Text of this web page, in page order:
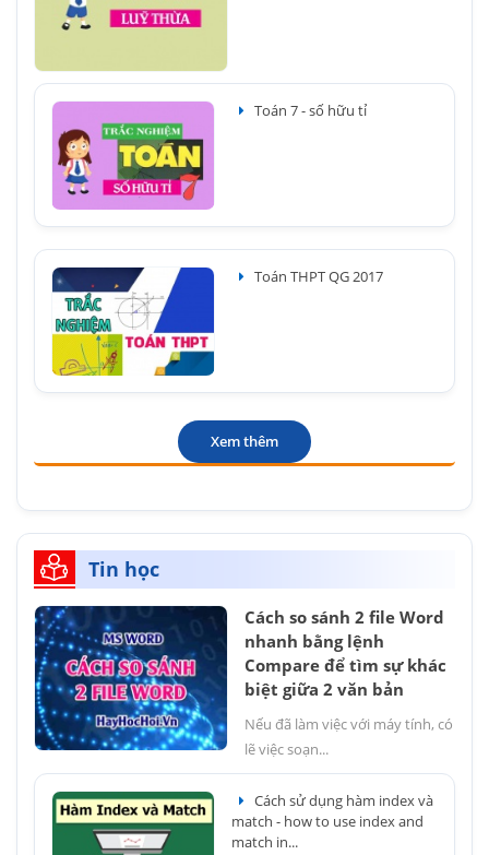
Toán 7 - số hữu tỉ
Toán THPT QG 2017
Xem thêm
Tin học
Cách so sánh 2 file Word
nhanh bằng lệnh
Compare để tìm sự khác
biệt giữa 2 văn bản
Nếu đã làm việc với máy tính, có
lẽ việc soạn...
Cách sử dụng hàm index và
match - how to use index and
match in...